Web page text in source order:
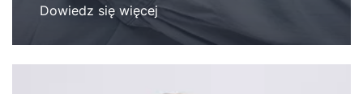
Dowiedz się więcej